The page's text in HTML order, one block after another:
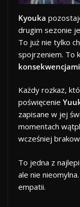
Kyouka
drugim sezonie
To już nie tylko
spojrzeniem. To
Każdy rozkaz,
poświęcenie
zapisane w jej
momentach
wcześniej
To jedna z
ale nie
empatii.